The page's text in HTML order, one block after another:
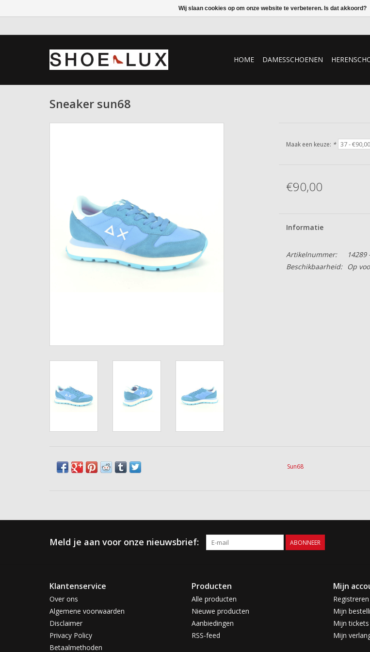
HOME DAMESSCHOENEN
Sneaker sun68
Maak een keuze: *
€90,00
Informatie
Artikelnummer:
14289
Beschikbaarheid:
Op
Sun68
Meld je aan voor onze nieuwsbrief: ABONNEER
Klantenservice
Over ons
Algemene voorwaarden
Disclaimer
Privacy Policy
Betaalmethoden
Producten
Alle producten
Nieuwe producten
Aanbiedingen
RSS-feed
Mijn
Registreren
Mijn
Mijn tickets
Mijn
Wij slaan cookies op om onze website te verbeteren. Is dat akkoord?